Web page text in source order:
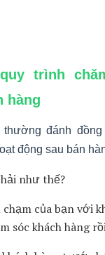
vấn đề
chuyên nghiệp sẽ
tăng khả năng
nhanh chóng và
thấy được quan